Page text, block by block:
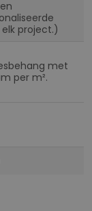
project.)
met
per m².